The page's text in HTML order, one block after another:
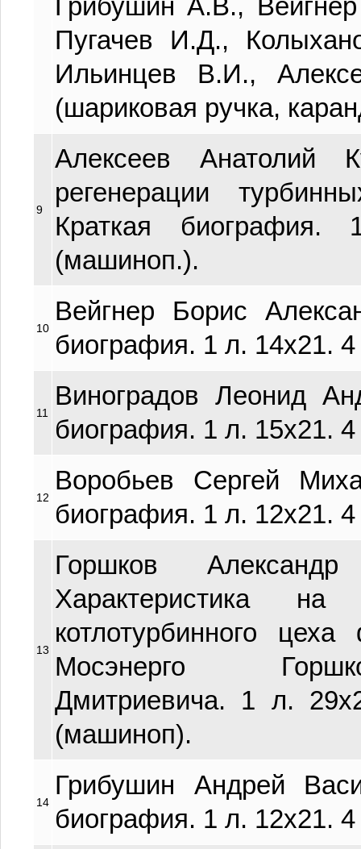
Грибушин А.В.,
Пугачев И.Д.,
Ильинцев В.И.,
(шариковая ручка,
9
Алексеев Анатолий
регенерации
Краткая
(машиноп.).
10
Вейгнер Борис
биография. 1 л. 14х21.
11
Виноградов Леонид
биография. 1 л. 15х21.
12
Воробьев Сергей
биография. 1 л. 12х21.
13
Горшков
Характеристика
котлотурбинного
Мосэнерго
Дмитриевича. 1 л.
(машиноп).
14
Грибушин Андрей
биография. 1 л. 12х21.